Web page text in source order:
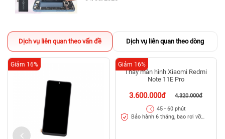
Dịch vụ liên quan theo vấn đề Dịch vụ liên quan theo dòng
Giảm 16%
Thay màn hình Xiaomi Redmi
Note 11E Pro
3.600.000đ 4.320.000đ
Giảm 16%
45 - 60 phút
Bảo hành 6 tháng, bao rơi vỡ